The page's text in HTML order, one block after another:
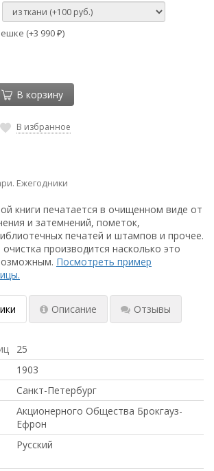
(+3 990 ₽)
В корзину
В избранное
Ежегодники
книги печатается в очищенном виде от
и затемнений, пометок,
печатей и штампов и прочее.
производится насколько это
Посмотреть пример
Описание Отзывы
25
1903
Санкт-Петербург
Акционерного Общества Брокгауз-
Ефрон
Русский